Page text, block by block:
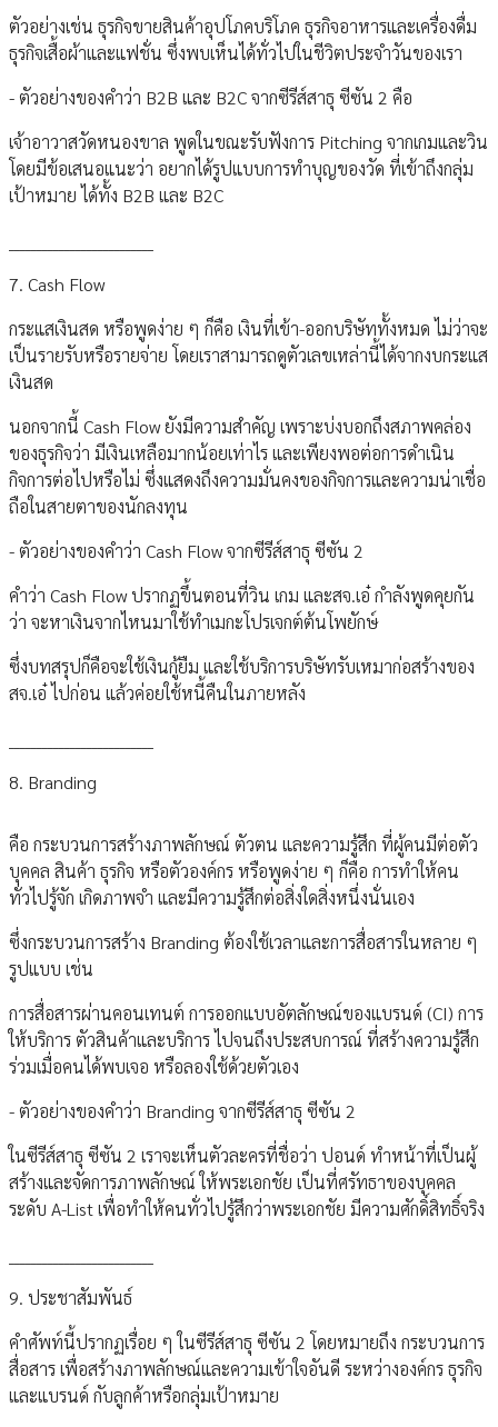
ตัวอย่างเช่น ธุรกิจขายสินค้าอุปโภคบริโภค ธุรกิจอาหารและเครื่องดื่ม
ธุรกิจเสื้อผ้าและแฟชั่น ซึ่งพบเห็นได้ทั่วไปในชีวิตประจำวันของเรา
- ตัวอย่างของคำว่า B2B และ B2C จากซีรีส์สาธุ ซีซัน 2 คือ
เจ้าอาวาสวัดหนองขาล พูดในขณะรับฟังการ Pitching จากเกมและวิน
โดยมีข้อเสนอแนะว่า อยากได้รูปแบบการทำบุญของวัด ที่เข้าถึงกลุ่ม
เป้าหมาย ได้ทั้ง B2B และ B2C
7. Cash Flow
กระแสเงินสด หรือพูดง่าย ๆ ก็คือ เงินที่เข้า-ออกบริษัททั้งหมด ไม่ว่าจะ
เป็นรายรับหรือรายจ่าย โดยเราสามารถดูตัวเลขเหล่านี้ได้จากงบกระแส
เงินสด
นอกจากนี้ Cash Flow ยังมีความสำคัญ เพราะบ่งบอกถึงสภาพคล่อง
ของธุรกิจว่า มีเงินเหลือมากน้อยเท่าไร และเพียงพอต่อการดำเนิน
กิจการต่อไปหรือไม่ ซึ่งแสดงถึงความมั่นคงของกิจการและความน่าเชื่อ
ถือในสายตาของนักลงทุน
- ตัวอย่างของคำว่า Cash Flow จากซีรีส์สาธุ ซีซัน 2
คำว่า Cash Flow ปรากฏขึ้นตอนที่วิน เกม และสจ.เอ๋ กำลังพูดคุยกัน
ว่า จะหาเงินจากไหนมาใช้ทำเมกะโปรเจกต์ต้นโพยักษ์
ซึ่งบทสรุปก็คือจะใช้เงินกู้ยืม และใช้บริการบริษัทรับเหมาก่อสร้างของ
สจ.เอ๋ ไปก่อน แล้วค่อยใช้หนี้คืนในภายหลัง
8. Branding
คือ กระบวนการสร้างภาพลักษณ์ ตัวตน และความรู้สึก ที่ผู้คนมีต่อตัว
บุคคล สินค้า ธุรกิจ หรือตัวองค์กร หรือพูดง่าย ๆ ก็คือ การทำให้คน
ทั่วไปรู้จัก เกิดภาพจำ และมีความรู้สึกต่อสิ่งใดสิ่งหนึ่งนั่นเอง
ซึ่งกระบวนการสร้าง Branding ต้องใช้เวลาและการสื่อสารในหลาย ๆ
รูปแบบ เช่น
การสื่อสารผ่านคอนเทนต์ การออกแบบอัตลักษณ์ของแบรนด์ (CI) การ
ให้บริการ ตัวสินค้าและบริการ ไปจนถึงประสบการณ์ ที่สร้างความรู้สึก
ร่วมเมื่อคนได้พบเจอ หรือลองใช้ด้วยตัวเอง
- ตัวอย่างของคำว่า Branding จากซีรีส์สาธุ ซีซัน 2
ในซีรีส์สาธุ ซีซัน 2 เราจะเห็นตัวละครที่ชื่อว่า ปอนด์ ทำหน้าที่เป็นผู้
สร้างและจัดการภาพลักษณ์ ให้พระเอกชัย เป็นที่ศรัทธาของบุคคล
ระดับ A-List เพื่อทำให้คนทั่วไปรู้สึกว่าพระเอกชัย มีความศักดิ์สิทธิ์จริง
9. ประชาสัมพันธ์
คำศัพท์นี้ปรากฏเรื่อย ๆ ในซีรีส์สาธุ ซีซัน 2 โดยหมายถึง กระบวนการ
สื่อสาร เพื่อสร้างภาพลักษณ์และความเข้าใจอันดี ระหว่างองค์กร ธุรกิจ
และแบรนด์ กับลูกค้าหรือกลุ่มเป้าหมาย